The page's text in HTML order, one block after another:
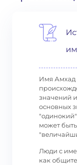
Имя Амхад
значений
основных
может
Люди с
как